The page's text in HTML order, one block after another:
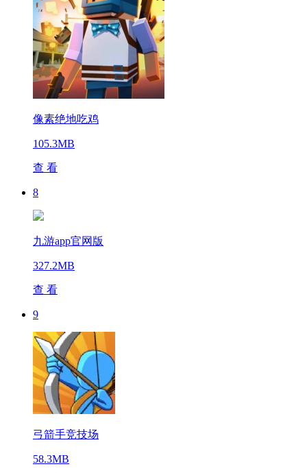
像素绝地吃鸡
105.3MB
查 看
8
九游app官网版
327.2MB
查 看
9
弓箭手竞技场
58.3MB